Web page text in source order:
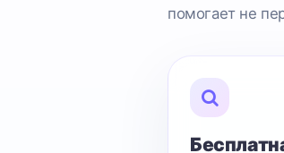
помогает не